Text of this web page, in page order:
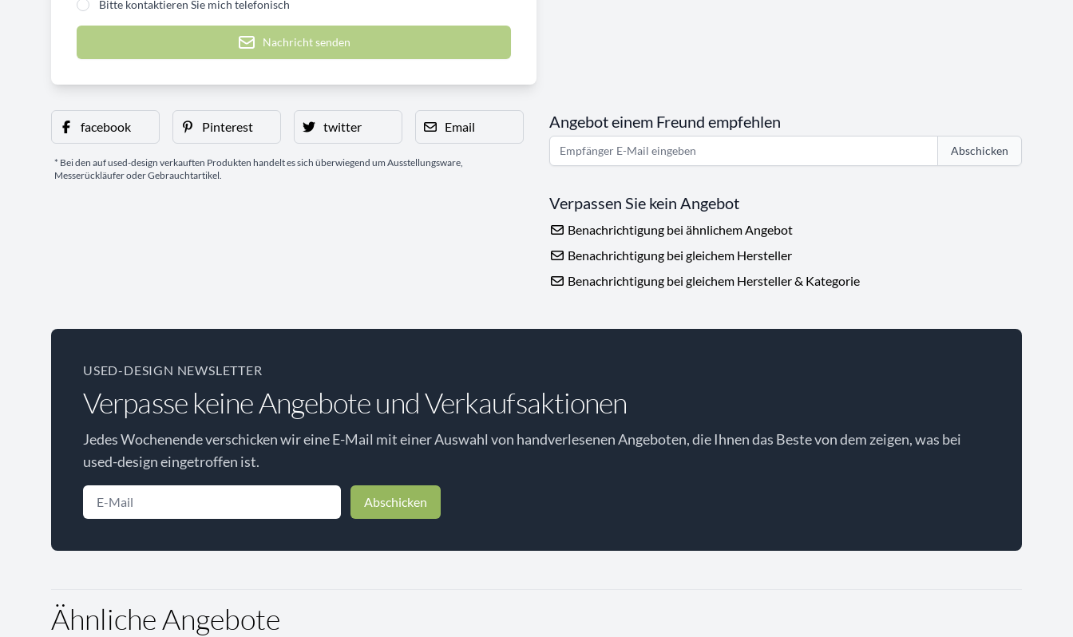
Bitte kontaktieren Sie mich telefonisch
Nachricht senden
facebook Pinterest twitter Email
* Bei den auf used-design verkauften Produkten handelt es sich überwiegend um Ausstellungsware,
Messerückläufer oder Gebrauchtartikel.
Angebot einem Freund empfehlen
Abschicken
Verpassen Sie kein Angebot
Benachrichtigung bei ähnlichem Angebot
Benachrichtigung bei gleichem Hersteller
Benachrichtigung bei gleichem Hersteller & Kategorie
USED-DESIGN NEWSLETTER
Verpasse keine Angebote und Verkaufsaktionen
Jedes Wochenende verschicken wir eine E-Mail mit einer Auswahl von handverlesenen Angeboten, die Ihnen das Beste von dem zeigen, was bei
used-design eingetroffen ist.
Abschicken
Ähnliche Angebote